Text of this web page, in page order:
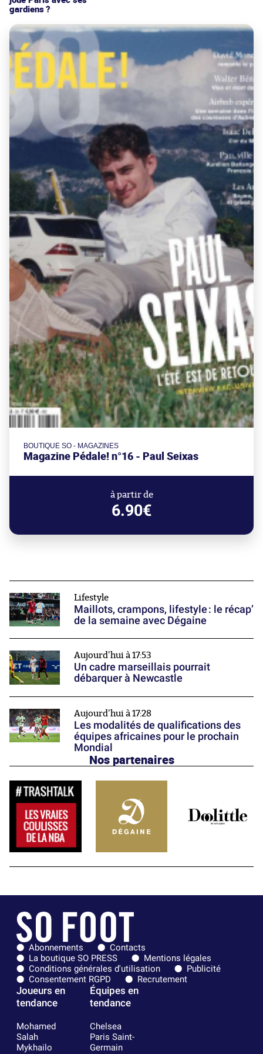
gardiens ?
BOUTIQUE SO - MAGAZINES
Magazine Pédale! n°16 - Paul Seixas
à partir de
6.90€
Lifestyle
Maillots, crampons, lifestyle : le récap’
de la semaine avec Dégaine
Aujourd'hui à 17:53
Un cadre marseillais pourrait
débarquer à Newcastle
Aujourd'hui à 17:28
Les modalités de qualifications des
équipes africaines pour le prochain
Mondial
Nos partenaires
Abonnements
Contacts
La boutique SO PRESS
Mentions légales
Conditions générales d'utilisation
Publicité
Consentement RGPD
Recrutement
Joueurs en
tendance
Mohamed
Salah
Mykhailo
Équipes en
tendance
Chelsea
Paris Saint-
Germain